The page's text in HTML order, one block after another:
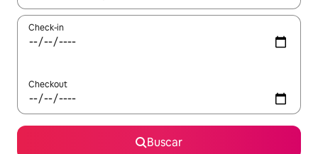
Check-in
Checkout
Buscar